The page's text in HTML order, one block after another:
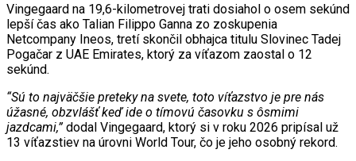
Vingegaard na 19,6-kilometrovej trati dosiahol o osem sekúnd
lepší čas ako Talian Filippo Ganna zo zoskupenia
Netcompany Ineos, tretí skončil obhajca titulu Slovinec Tadej
Pogačar z UAE Emirates, ktorý za víťazom zaostal o 12
sekúnd.
“Sú to najväčšie preteky na svete, toto víťazstvo je pre nás
úžasné, obzvlášť keď ide o tímovú časovku s ôsmimi
jazdcami,”dodal Vingegaard, ktorý si v roku 2026 pripísal už
13 víťazstiev na úrovni World Tour, čo je jeho osobný rekord.